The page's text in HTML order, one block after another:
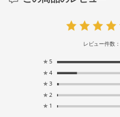
レビュー件数：
★ 5
★ 4
★ 3
★ 2
★ 1